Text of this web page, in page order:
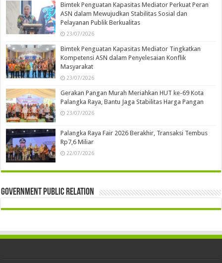
Bimtek Penguatan Kapasitas Mediator Perkuat Peran
ASN dalam Mewujudkan Stabilitas Sosial dan
Pelayanan Publik Berkualitas
23/07/2026
Bimtek Penguatan Kapasitas Mediator Tingkatkan
Kompetensi ASN dalam Penyelesaian Konflik
Masyarakat
23/07/2026
Gerakan Pangan Murah Meriahkan HUT ke-69 Kota
Palangka Raya, Bantu Jaga Stabilitas Harga Pangan
23/07/2026
Palangka Raya Fair 2026 Berakhir, Transaksi Tembus
Rp7,6 Miliar
22/07/2026
Government Public Relation